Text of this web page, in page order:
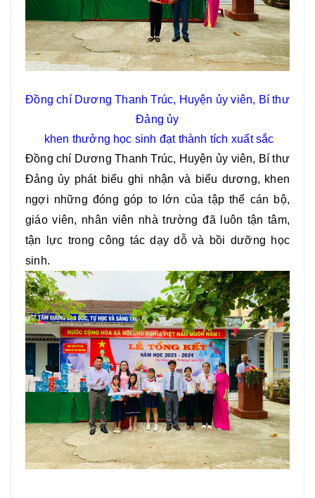
Đồng chí Dương Thanh Trúc, Huyện ủy viên, Bí thư
Đảng ủy
khen thưởng học sinh đạt thành tích xuất sắc
Đồng chí Dương Thanh Trúc, Huyện ủy viên, Bí thư
Đảng ủy phát biểu ghi nhận và biểu dương, khen
ngợi những đóng góp to lớn của tập thể cán bộ,
giáo viên, nhân viên nhà trường đã luôn tận tâm,
tận lực trong công tác dạy dỗ và bồi dưỡng học
sinh.